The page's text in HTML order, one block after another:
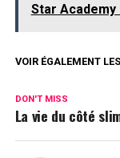
Star Academy
VOIR ÉGALEMENT
DON'T MISS
La vie du côté